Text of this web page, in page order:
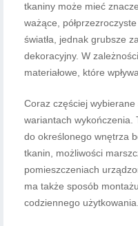
tkaniny może mieć
ważące,
światła, jednak grubsze
dekoracyjny. W
materiałowe, które
Coraz częściej wybierane
wariantach wykończenia.
do określonego wnętrza
tkanin, możliwości
pomieszczeniach
ma także sposób
codziennego użytkowania.